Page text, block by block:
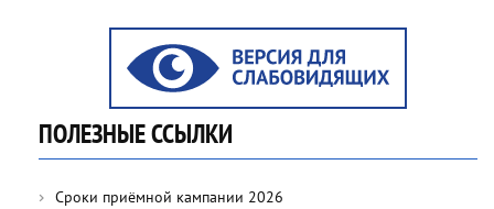
ПОЛЕЗНЫЕ ССЫЛКИ
Сроки приёмной кампании 2026